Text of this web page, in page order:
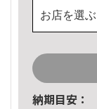
お店を選ぶ
納期目安：